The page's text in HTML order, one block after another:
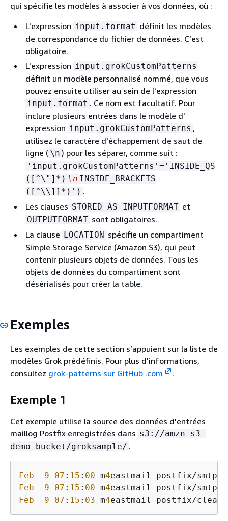
qui spécifie les modèles à associer à vos données, où :
L'expression input.format définit les modèles
de correspondance du fichier de données. C’est
obligatoire.
L'expression input.grokCustomPatterns
définit un modèle personnalisé nommé, que vous
pouvez ensuite utiliser au sein de l'expression
input.format . Ce nom est facultatif. Pour
inclure plusieurs entrées dans le modèle d'
expression input.grokCustomPatterns ,
utilisez le caractère d'échappement de saut de
ligne ( \n ) pour les séparer, comme suit :
'input.grokCustomPatterns'='INSIDE_QS
([^\"]*) \n INSIDE_BRACKETS
([^\\]]*)') .
Les clauses STORED AS INPUTFORMAT et
OUTPUTFORMAT sont obligatoires.
La clause LOCATION spécifie un compartiment
Simple Storage Service (Amazon S3), qui peut
contenir plusieurs objets de données. Tous les
objets de données du compartiment sont
désérialisés pour créer la table.
Exemples
Les exemples de cette section s’appuient sur la liste de
modèles Grok prédéfinis. Pour plus d'informations,
consultez grok-patterns sur GitHub .com .
Exemple 1
Cet exemple utilise la source des données d'entrées
maillog Postfix enregistrées dans s3://amzn-s3-
demo-bucket/groksample/ .
Feb 9 07 : 15 : 00 m4eastmail postfix/smtpd[
Feb
9 07 : 15 : 00 m4eastmail postfix/smtpd[
Feb
9 07 : 15 : 03 m4eastmail postfix/